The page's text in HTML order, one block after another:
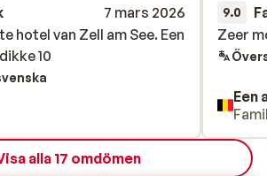
7 mars 2026
hotel van Zell am See. Een
10
hotel van Zell am See. Een
10
9.0
Zeer
Zeer
alla 17 omdömen